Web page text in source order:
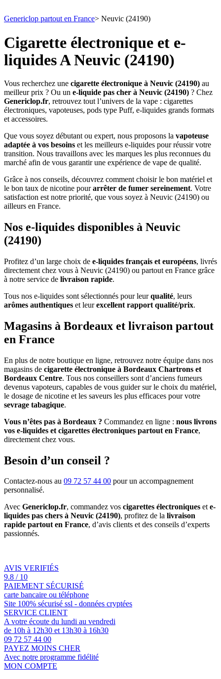
Genericlop partout en France> Neuvic (24190)
Cigarette électronique et e-
liquides A Neuvic (24190)
Vous recherchez une cigarette électronique à Neuvic (24190) au
meilleur prix ? Ou un e-liquide pas cher à Neuvic (24190) ? Chez
Genericlop.fr, retrouvez tout l’univers de la vape : cigarettes
électroniques, vapoteuses, pods type Puff, e-liquides grands formats
et accessoires.
Que vous soyez débutant ou expert, nous proposons la vapoteuse
adaptée à vos besoins et les meilleurs e-liquides pour réussir votre
transition. Nous travaillons avec les marques les plus reconnues du
marché afin de vous garantir une expérience de vape de qualité.
Grâce à nos conseils, découvrez comment choisir le bon matériel et
le bon taux de nicotine pourarrêter de fumer sereinement. Votre
satisfaction est notre priorité, que vous soyez à Neuvic (24190) ou
ailleurs en France.
Nos e-liquides disponibles à Neuvic
(24190)
Profitez d’un large choix de e-liquides français et européens, livrés
directement chez vous à Neuvic (24190) ou partout en France grâce
à notre service de livraison rapide.
Tous nos e-liquides sont sélectionnés pour leurqualité, leurs
arômes authentiques et leurexcellent rapport qualité/prix.
Magasins à Bordeaux et livraison partout
en France
En plus de notre boutique en ligne, retrouvez notre équipe dans nos
magasins de cigarette électronique à Bordeaux Chartrons et
Bordeaux Centre. Tous nos conseillers sont d’anciens fumeurs
devenus vapoteurs, capables de vous guider sur le choix du matériel,
le dosage de nicotine et les saveurs les plus efficaces pour votre
sevrage tabagique.
Vous n’êtes pas à Bordeaux ? Commandez en ligne : nous livrons
vos e-liquides et cigarettes électroniques partout en France,
directement chez vous.
Besoin d’un conseil ?
Contactez-nous au 09 72 57 44 00 pour un accompagnement
personnalisé.
Avec Genericlop.fr, commandez vos cigarettes électroniques ete-
liquides pas chers à Neuvic (24190), profitez de la livraison
rapide partout en France, d’avis clients et des conseils d’experts
passionnés.
AVIS VERIFIÉS
9.8 / 10
PAIEMENT SÉCURISÉ
carte bancaire ou téléphone
Site 100% sécurisé ssl - données cryptées
SERVICE CLIENT
A votre écoute du lundi au vendredi
de 10h à 12h30 et 13h30 à 16h30
09 72 57 44 00
PAYEZ MOINS CHER
Avec notre programme fidélité
MON COMPTE